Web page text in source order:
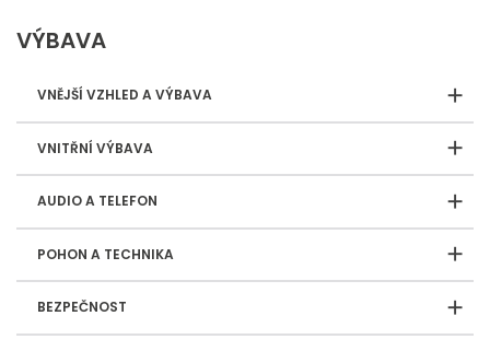
VÝBAVA
VNĚJŠÍ VZHLED A VÝBAVA
VNITŘNÍ VÝBAVA
AUDIO A TELEFON
POHON A TECHNIKA
BEZPEČNOST